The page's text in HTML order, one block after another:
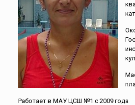
Работает в МАУ ЦСШ №1 с 2009 года